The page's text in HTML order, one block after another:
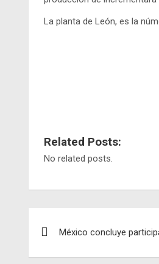
La planta de León, es la
Related Posts:
No related posts.
México concluye